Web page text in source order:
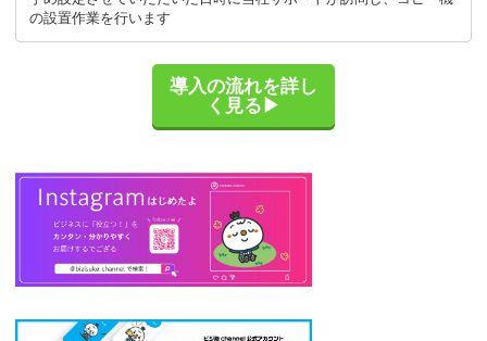
の設置作業を行います
導入の流れを詳し
く見る▶